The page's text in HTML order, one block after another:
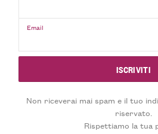
Email
Non riceverai mai spam e il tuo
riservato.
Rispettiamo la tua